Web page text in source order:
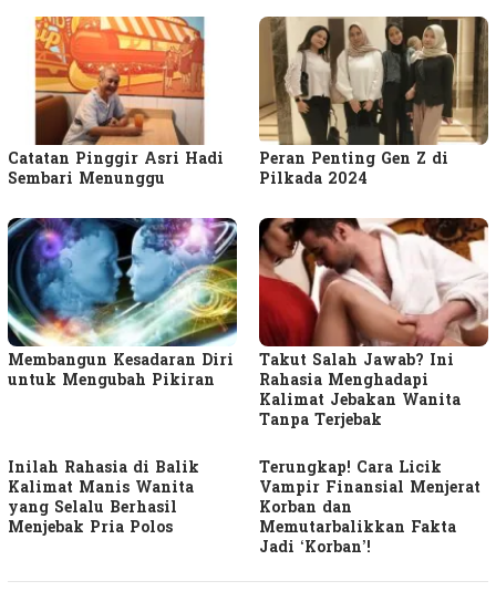
Catatan Pinggir Asri Hadi
Sembari Menunggu
Peran Penting Gen Z di
Pilkada 2024
Membangun Kesadaran Diri
untuk Mengubah Pikiran
Takut Salah Jawab? Ini
Rahasia Menghadapi
Kalimat Jebakan Wanita
Tanpa Terjebak
Inilah Rahasia di Balik
Kalimat Manis Wanita
yang Selalu Berhasil
Menjebak Pria Polos
Terungkap! Cara Licik
Vampir Finansial Menjerat
Korban dan
Memutarbalikkan Fakta
Jadi ‘Korban’!